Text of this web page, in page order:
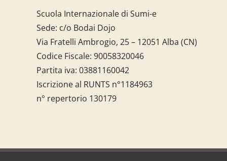
Scuola Internazionale di Sumi-e
Sede: c/o Bodai Dojo
Via Fratelli Ambrogio, 25 – 12051 Alba (CN)
Codice Fiscale: 90058320046
Partita iva: 03881160042
Iscrizione al RUNTS n°1184963
n° repertorio 130179